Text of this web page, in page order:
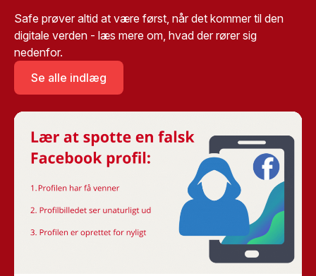
Safe prøver altid at være først, når det kommer til den
digitale verden - læs mere om, hvad der rører sig
nedenfor.
Se alle indlæg